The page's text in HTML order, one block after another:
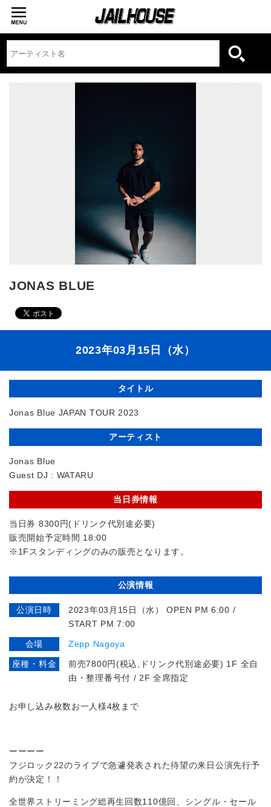
JONAS BLUE
2023年03月15日（水）
タイトル
Jonas Blue JAPAN TOUR 2023
アーティスト
Jonas Blue
Guest DJ : WATARU
当日券情報
当日券 8300円(ドリンク代別途必要)
販売開始予定時間 18:00
※1Fスタンディングのみの販売となります。
公演情報
公演日時
2023年03月15日（水） OPEN PM 6:00 /
START PM 7:00
会場 Zepp Nagoya
座種・料金
前売7800円(税込,ドリンク代別途必要) 1F 全自
由・整理番号付 / 2F 全席指定
お申し込み枚数お一人様4枚まで
ーーーー
フジロック22のライブで急遽発表された待望の来日公演先行予
約が決定！！
全世界ストリーミング総再生回数110億回、シングル・セール